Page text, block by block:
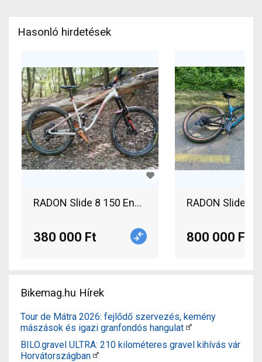
Hasonló hirdetések
RADON Slide 8 150 Enduro Mountain Bike 27.5"
380 000 Ft
RADON Slide
800 000 Ft
Bikemag.hu Hírek
Tour de Mátra 2026: fejlődő szervezés, kemény
mászások és igazi granfondós hangulat
BILO.gravel ULTRA: 210 kilométeres gravel kihívás vár
Horvátországban